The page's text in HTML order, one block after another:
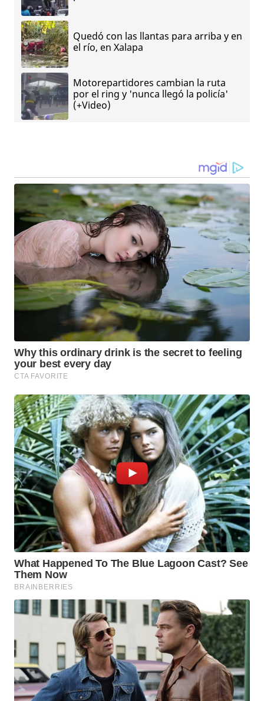
Quedó con las llantas para arriba y en
el río, en Xalapa
Motorepartidores cambian la ruta
por el ring y 'nunca llegó la policía'
(+Video)